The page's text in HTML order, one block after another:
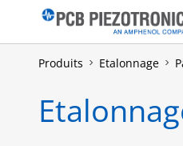
Produits Etalonnage